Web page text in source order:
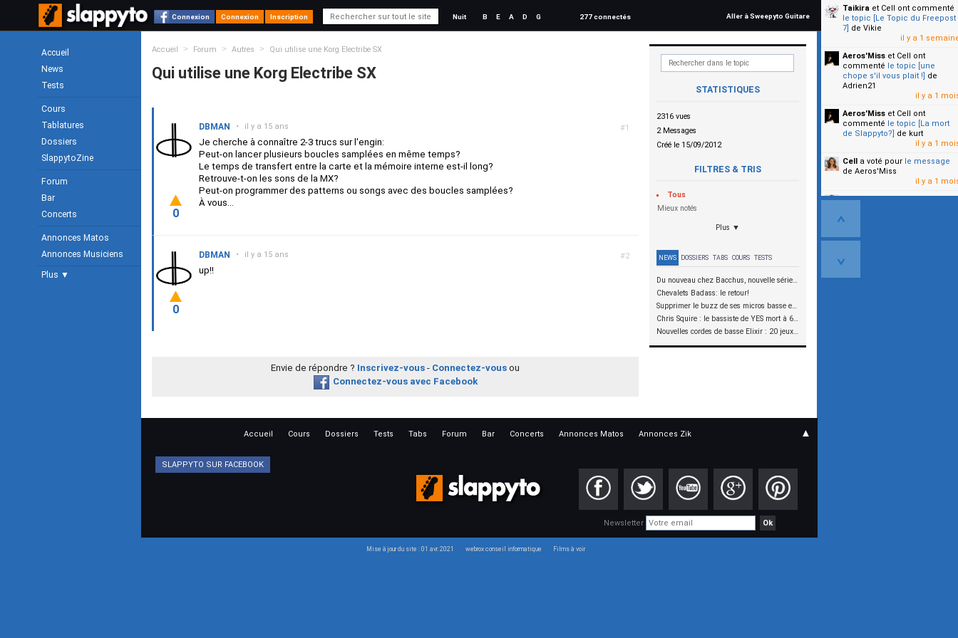
Connexion Connexion Inscription Nuit B E A D G 277 connectés Aller à Sweepyto Guitare
Accueil
News
Tests
Cours
Tablatures
Dossiers
SlappytoZine
Forum
Bar
Concerts
Annonces Matos
Annonces Musiciens
Plus ▼
Accueil > Forum > Autres > Qui utilise une Korg Electribe SX
Qui utilise une Korg Electribe SX
STATISTIQUES
2316 vues
2 Messages
Créé le 15/09/2012
FILTRES & TRIS
Tous
Mieux notés
Plus ▼
NEWS DOSSIERS TABS COURS TESTS
Du nouveau chez Bacchus, nouvelle série SCD
Chevalets Badass: le retour!
Supprimer le buzz de ses micros basse en reliant les aimants à la masse
Chris Squire : le bassiste de YES mort à 67 ans
Nouvelles cordes de basse Elixir : 20 jeux à tester !
#1
DBMAN • il y a 15 ans
Je cherche à connaître 2-3 trucs sur l'engin:
Peut-on lancer plusieurs boucles samplées en même temps?
Le temps de transfert entre la carte et la mémoire interne est-il long?
Retrouve-t-on les sons de la MX?
Peut-on programmer des patterns ou songs avec des boucles samplées?
À vous...
0
#2
DBMAN • il y a 15 ans
up!!
0
Envie de répondre ? Inscrivez-vous - Connectez-vous ou
Connectez-vous avec Facebook
Taikira et Cell ont commenté
le topic [Le Topic du Freepost
7] de Vikie
il y a 1
Aeros'Miss et Cell ont
commenté le topic [une
chope s'il vous plait !] de
Adrien21
il y a 1
Aeros'Miss et Cell ont
commenté le topic [La mort
de Slappyto?] de kurt
il y a 1
Cell a voté pour le message
de Aeros'Miss
il y a 1
Cella voté pourle message
Accueil Cours Dossiers Tests Tabs Forum Bar Concerts Annonces Matos Annonces Zik ▲
SLAPPYTO SUR FACEBOOK
Newsletter
Mise à jour du site : 01 avr. 2021 webrox conseil informatique Films à voir